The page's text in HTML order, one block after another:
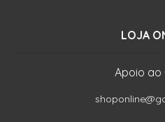
LOJA
Apoio ao